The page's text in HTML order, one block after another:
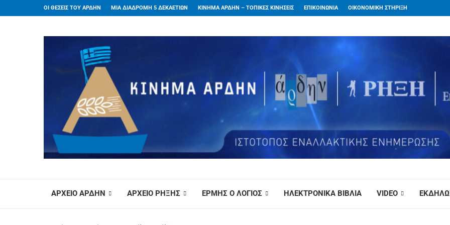
ΟΙ ΘΕΣΕΙΣ ΤΟΥ ΑΡΔΗΝ ΜΙΑ ΔΙΑΔΡΟΜΗ 5 ΔΕΚΑΕΤΙΩΝ ΚΙΝΗΜΑ ΑΡΔΗΝ – ΤΟΠΙΚΕΣ ΚΙΝΗΣΕΙΣ ΕΠΙΚΟΙΝΩΝΙΑ ΟΙΚΟΝΟΜΙΚΗ ΣΤΗΡΙΞΗ
ΑΡΧΕΙΟ ΑΡΔΗΝ ΑΡΧΕΙΟ ΡΗΞΗΣ ΕΡΜΗΣ Ο ΛΟΓΙΟΣ ΗΛΕΚΤΡΟΝΙΚΑ ΒΙΒΛΙΑ VIDEO